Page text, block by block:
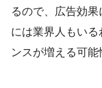
るので、広告効
には業界人もい
ンスが増える可能